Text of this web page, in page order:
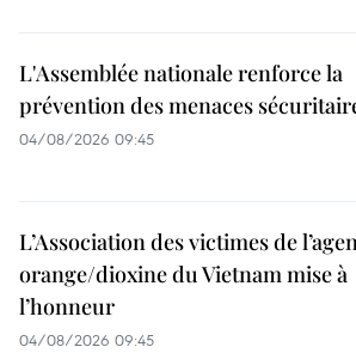
L'Assemblée nationale renforce la
prévention des menaces
04/08/2026 09:45
L’Association des victimes de
orange/dioxine du Vietnam mise à
l’honneur
04/08/2026 09:45